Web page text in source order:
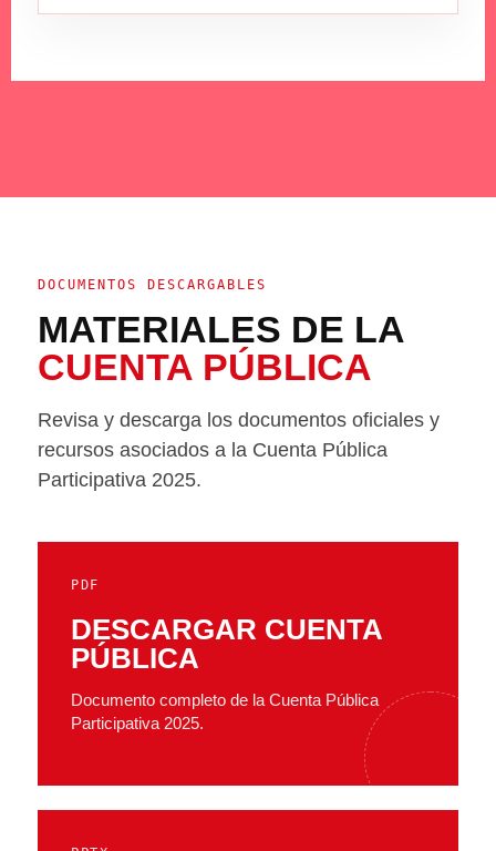
DOCUMENTOS DESCARGABLES
MATERIALES DE LA
CUENTA PÚBLICA
Revisa y descarga los documentos oficiales y
recursos asociados a la Cuenta Pública
Participativa 2025.
PDF
DESCARGAR CUENTA
PÚBLICA
Documento completo de la Cuenta Pública
Participativa 2025.